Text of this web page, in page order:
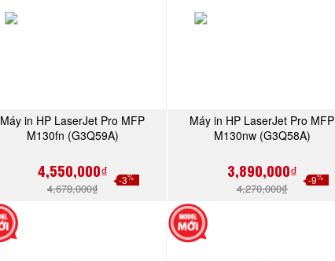
Máy in HP LaserJet Pro MFP
M130fn (G3Q59A)
4,550,000₫
4,678,000₫
-3%
MUA NGAY
Máy in HP LaserJet Pro MFP
M130nw (G3Q58A)
3,890,000₫
4,270,000₫
-9%
MUA NGAY